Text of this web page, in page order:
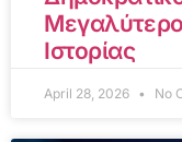
Ιστορίας
April 28, 2026 No